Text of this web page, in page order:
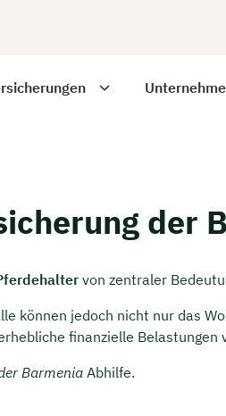
der
von zentraler
können jedoch nicht nur das
finanzielle Belastungen
Barmenia Abhilfe.